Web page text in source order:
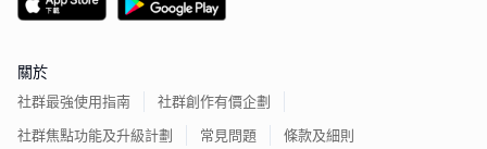
關於
社群最強使用指南
社群創作有價企劃
社群焦點功能及升級計劃
常見問題 條款及細則